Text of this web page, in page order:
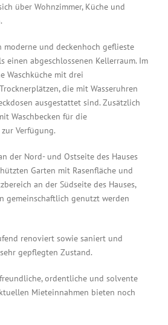
über Wohnzimmer, Küche und
moderne und deckenhoch geflieste
einen abgeschlossenen Kellerraum. Im
Waschküche mit drei
die mit Wasseruhren
ausgestattet sind. Zusätzlich
Waschbecken für die
Verfügung.
der Nord- und Ostseite des Hauses
Garten mit Rasenfläche und
an der Südseite des Hauses,
gemeinschaftlich genutzt werden
renoviert sowie saniert und
gepflegten Zustand.
ordentliche und solvente
Mieteinnahmen bieten noch